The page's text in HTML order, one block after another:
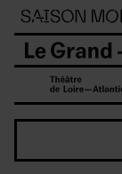
Panneau de